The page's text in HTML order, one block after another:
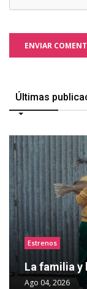
ENVIAR
Últimas
Estrenos
La familia y
Ago 04, 2026